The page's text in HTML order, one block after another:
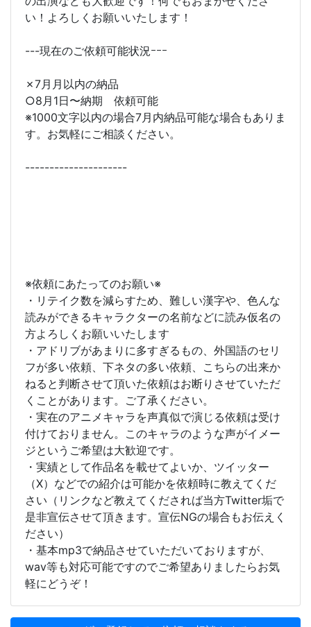
い！よろしくお願いいたします！
---現在のご依頼可能状況ｰｰｰ
✗7月月以内の納品
○8月1日〜納期 依頼可能
※1000文字以内の場合7月内納品可能な場合もありま
す。お気軽にご相談ください。
---------------------
※依頼にあたってのお願い※
・リテイク数を減らすため、難しい漢字や、色んな
読みができるキャラクターの名前などに読み仮名の
方よろしくお願いいたします
・アドリブがあまりに多すぎるもの、外国語のセリ
フが多い依頼、下ネタの多い依頼、こちらの出来か
ねると判断させて頂いた依頼はお断りさせていただ
くことがあります。ご了承ください。
・実在のアニメキャラを声真似で演じる依頼は受け
付けておりません。このキャラのような声がイメー
ジというご希望は大歓迎です。
・実績として作品名を載せてよいか、ツイッター
（X）などでの紹介は可能かを依頼時に教えてくだ
さい（リンクなど教えてくだされば当方Twitter垢で
是非宣伝させて頂きます。宣伝NGの場合もお伝えく
ださい）
・基本mp3で納品させていただいておりますが、
wav等も対応可能ですのでご希望ありましたらお気
軽にどうぞ！